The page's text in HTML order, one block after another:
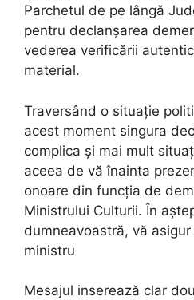
Parchetul de pe lângă
pentru declanșarea
vederea verificării
material.
Traversând o situație
acest moment singura
complica și mai mult
aceea de vă înainta
onoare din funcția de
Ministrului Culturii. În
dumneavoastră, vă
ministru
Mesajul inserează clar